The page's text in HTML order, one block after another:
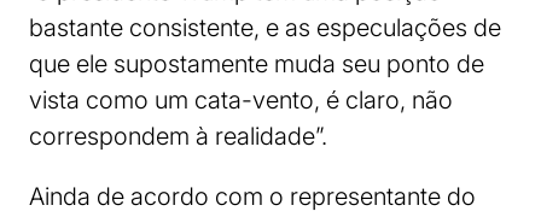
bastante consistente, e as especulações de
que ele supostamente muda seu ponto de
vista como um cata-vento, é claro, não
correspondem à realidade”.
Ainda de acordo com o representante do